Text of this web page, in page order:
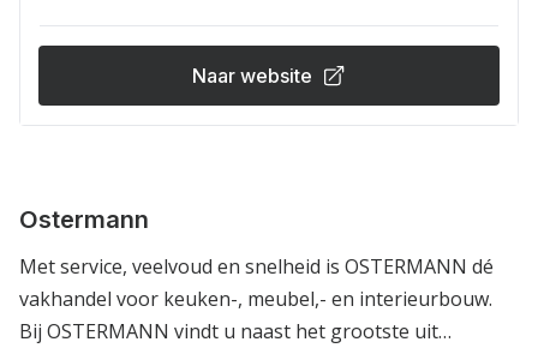
Naar website
Ostermann
Met service, veelvoud en snelheid is OSTERMANN dé
vakhandel voor keuken-, meubel,- en interieurbouw.
Bij OSTERMANN vindt u naast het grootste uit